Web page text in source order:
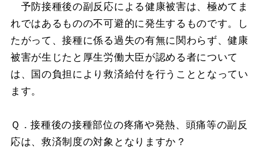
予防接種後の副反応による健康被害は、極めてま
れではあるものの不可避的に発生するものです。し
たがって、接種に係る過失の有無に関わらず、健康
被害が生じたと厚生労働大臣が認める者について
は、国の負担により救済給付を行うこととなってい
ます。
Ｑ．接種後の接種部位の疼痛や発熱、頭痛等の副反
応は、救済制度の対象となりますか？